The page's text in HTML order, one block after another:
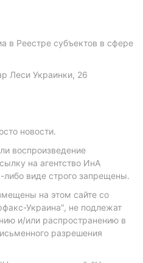
в Реестре субъектов в сфере
Леси Украинки, 26
новости.
воспроизведение
на агентство ИнА
либо виде строго запрещены.
на этом сайте со
Украина", не подлежат
и/или распространению в
разрешения